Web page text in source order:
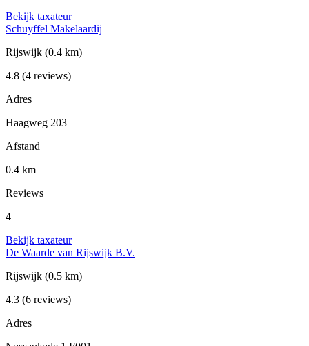
Bekijk taxateur
Schuyffel Makelaardij
Rijswijk (0.4 km)
4.8 (4 reviews)
Adres
Haagweg 203
Afstand
0.4 km
Reviews
4
Bekijk taxateur
De Waarde van Rijswijk B.V.
Rijswijk (0.5 km)
4.3 (6 reviews)
Adres